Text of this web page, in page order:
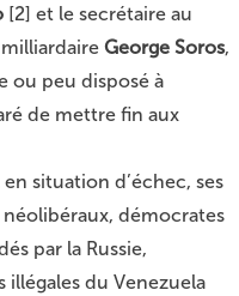
[2] et le secrétaire au
George Soros,
ou peu disposé à
de mettre fin aux
situation d’échec, ses
démocrates
par la Russie,
illégales du Venezuela